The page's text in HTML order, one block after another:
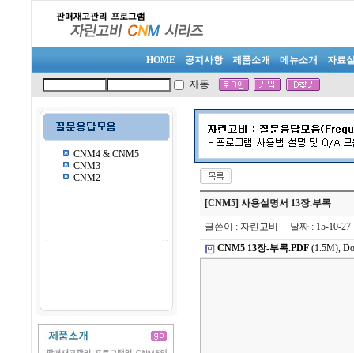
HOME 공지사항 제품소개 메뉴소개 자료
자동
CNM4 & CNM5
CNM3
CNM2
[CNM5] 사용설명서 13장.부록
글쓴이 : 자린고비 날짜 : 15-10-
CNM5 13장-부록.PDF (1.5M),